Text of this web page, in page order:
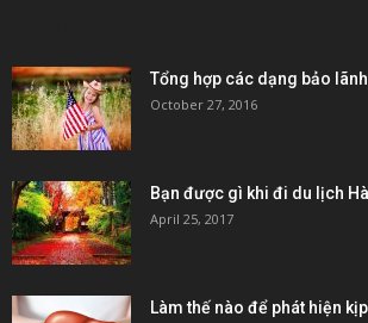
Tổng hợp các dạng bảo
October 27, 2016
Bạn được gì khi đi du lịch
April 25, 2017
Làm thế nào để phát hiện